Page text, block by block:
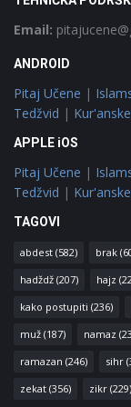
Email:
ANDROID
Pitaj Učene |
Tedžvid |
APPLE iOS
Pitaj Učene |
Tedžvid |
TAGOVI
abdest (582) brak
hadždž (207) hajz
kako postupiti (236)
muž (187) namaz
ramazan (246) sihr
zekat (356) zikr (229)